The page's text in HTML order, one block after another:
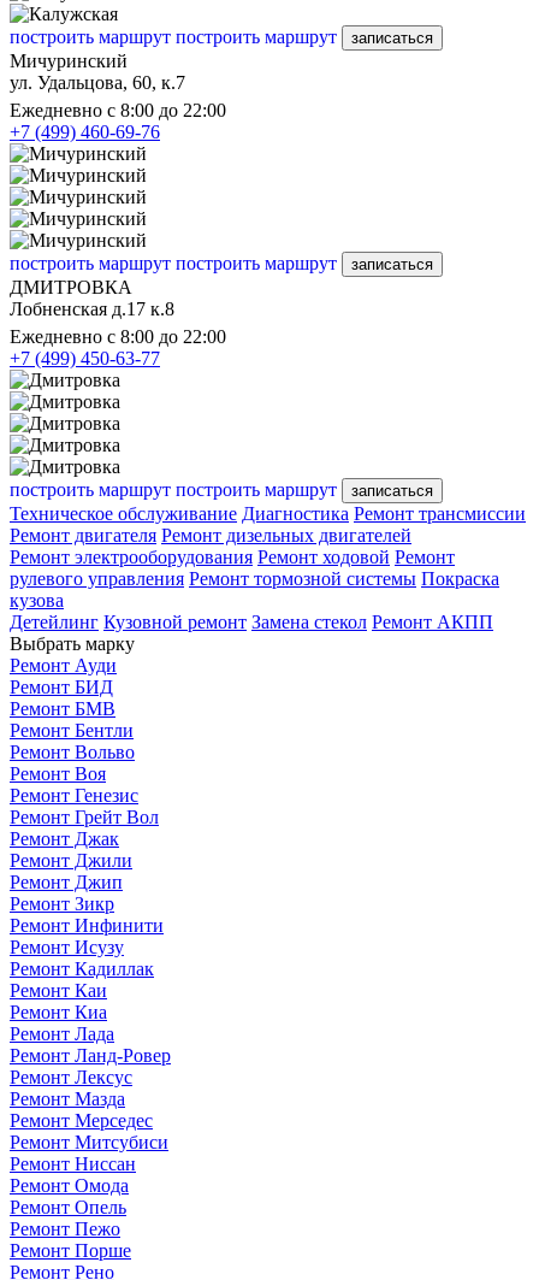
построить маршрут построить маршрут записаться
Мичуринский
ул. Удальцова, 60, к.7
Ежедневно с 8:00 до 22:00
+7 (499) 460-69-76
построить маршрут построить маршрут записаться
ДМИТРОВКА
Лобненская д.17 к.8
Ежедневно с 8:00 до 22:00
+7 (499) 450-63-77
построить маршрут построить маршрут записаться
Техническое обслуживание Диагностика Ремонт трансмиссии
Ремонт двигателя Ремонт дизельных двигателей
Ремонт электрооборудования Ремонт ходовой Ремонт
рулевого управления Ремонт тормозной системы Покраска
кузова
Детейлинг Кузовной ремонт Замена стекол Ремонт АКПП
Выбрать марку
Ремонт Ауди
Ремонт БИД
Ремонт БМВ
Ремонт Бентли
Ремонт Вольво
Ремонт Воя
Ремонт Генезис
Ремонт Грейт Вол
Ремонт Джак
Ремонт Джили
Ремонт Джип
Ремонт Зикр
Ремонт Инфинити
Ремонт Исузу
Ремонт Кадиллак
Ремонт Каи
Ремонт Киа
Ремонт Лада
Ремонт Ланд-Ровер
Ремонт Лексус
Ремонт Мазда
Ремонт Мерседес
Ремонт Митсубиси
Ремонт Ниссан
Ремонт Омода
Ремонт Опель
Ремонт Пежо
Ремонт Порше
Ремонт Рено